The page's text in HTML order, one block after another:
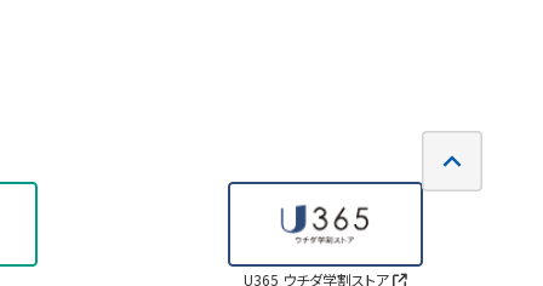
U365 ウチダ学割ストア